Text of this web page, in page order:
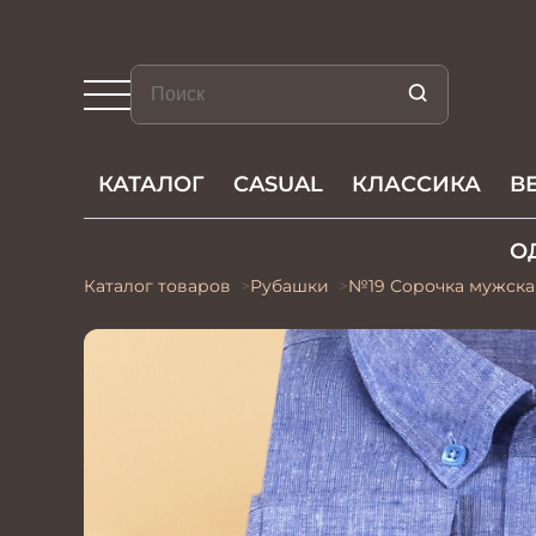
КАТАЛОГ CASUAL КЛАССИКА
Каталог товаров Рубашки №19 Сорочка